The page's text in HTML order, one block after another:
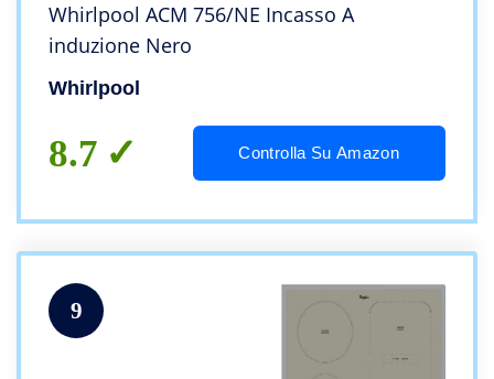
Whirlpool ACM 756/NE Incasso A
induzione Nero
Whirlpool
8.7 Controlla Su Amazon
9